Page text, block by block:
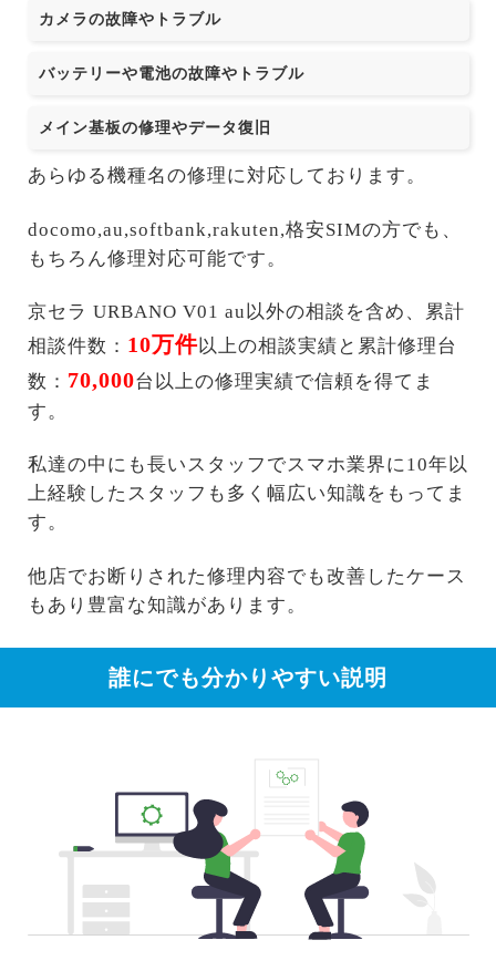
カメラの故障やトラブル
バッテリーや電池の故障やトラブル
メイン基板の修理やデータ復旧
あらゆる機種名の修理に対応しております。
docomo,au,softbank,rakuten,格安SIMの方でも、
もちろん修理対応可能です。
京セラ URBANO V01 au以外の相談を含め、累計
相談件数： 10万件以上の相談実績と累計修理台
数： 70,000台以上の修理実績で信頼を得てま
す。
私達の中にも長いスタッフでスマホ業界に10年以
上経験したスタッフも多く幅広い知識をもってま
す。
他店でお断りされた修理内容でも改善したケース
もあり豊富な知識があります。
誰にでも分かりやすい説明